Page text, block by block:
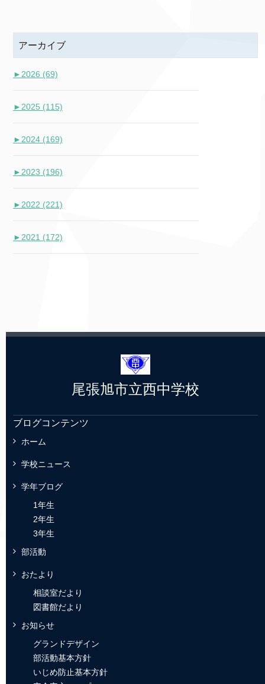
アーカイブ
► 2026 (69)
► 2025 (115)
► 2024 (169)
► 2023 (196)
► 2022 (221)
► 2021 (172)
尾張旭市立西中学校
ブログコンテンツ
ホーム
学校ニュース
学年ブログ
1年生
2年生
3年生
部活動
おたより
相談室だより
図書館だより
お知らせ
グランドデザイン
部活動基本方針
いじめ防止基本方針